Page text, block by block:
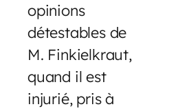
opinions
détestables de
M. Finkielkraut,
quand il est
injurié, pris à